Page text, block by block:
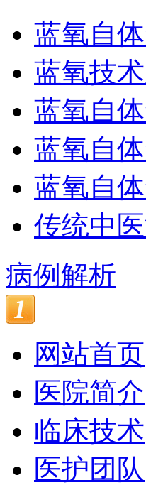
蓝氧自
蓝氧技
蓝氧自
蓝氧自
蓝氧自
传统中
病例解析
网站首页
医院简介
临床技术
医护团队